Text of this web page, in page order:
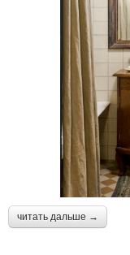
читать дальше →